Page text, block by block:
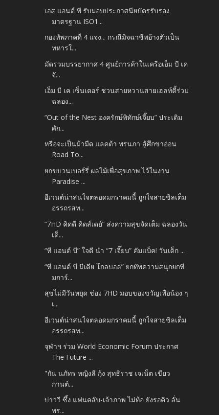
เอส แอนด์ พี รับมอบประกาศนียบัตรรับรอง
มาตรฐาน ISO1...
กองทัพภาคที่ 4 แจง... กรณีมิจฉาชีพอ้างตัวเป็น
ทหารใ...
มัดรวมบรรยากาศ 4 ศูนย์การค้าในเครือเอ็ม บี เค
จั...
เอ็ม บี เค เซ็นเตอร์ ชวนสายหวานสายเฮลท์ตี้ร่วม
ฉลอง...
“Out of the Nest องครักษ์พิทักษ์เจี๊ยบ” ประเดิม
ศัก...
หรือจะเป็นม้ามืด แลคต้า พรนภา สู้ศึกขาอ่อน
Road To...
ยกขบวนเบอร์รี่ ผลไม้เพื่อสุขภาพ ไว้ในงาน
Paradise ...
อีเวนต์น่าสนใจตลอดมกราคมนี้ ถูกใจสายชิลเต็ม
อรรถรสท...
“7HD คิดดี คิดส์เดย์” ส่งความสุขจัดเต็ม ฉลองวัน
เด็...
“ที แอนด์ บี” ใจดี นำ “7 เจี๊ยบ” คัมแบ็ค! วันเด็ก ...
“ที แอนด์ บี มีเดีย โกลบอล” ยกทัพความสนุกยกที
มการ์...
สุขไม่มีวันหยุด ช่อง 7HD มอบของขวัญเพื่อน้อง ๆ
เ...
อีเวนต์น่าสนใจตลอดมกราคมนี้ ถูกใจสายชิลเต็ม
อรรถรสท...
จุฬาฯ ร่วม World Economic Forum ประกาศ
The Future ...
"กัน นภัทร หญิงลี กุ้ง สุทธิราช เจเน็ต เขียว
กานต์...
บ่าววี ซึ้ง แฟนคลับ-เจ้าภาพ ไม่ท้อ ยังรอคิว ลั่น
พร...